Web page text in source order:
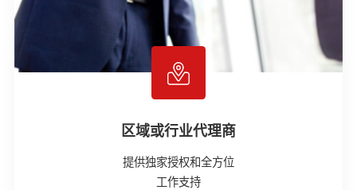
区域或行业代理商
提供独家授权和全方位
工作支持